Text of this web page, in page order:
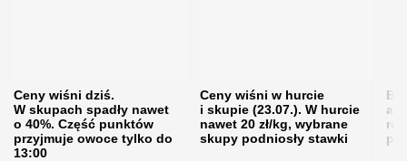
Ceny wiśni dziś.
W skupach spadły nawet
o 40%. Część punktów
przyjmuje owoce tylko do
13:00
Ceny wiśni w hurcie
i skupie (23.07.). W hurcie
nawet 20 zł/kg, wybrane
skupy podniosły stawki